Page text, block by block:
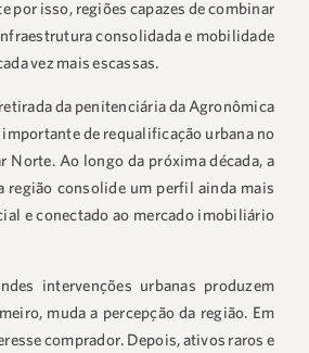
por isso, regiões capazes de combinar
consolidada e mobilidade
vez mais escassas.
da penitenciária da Agronômica
de requalificação urbana no
Norte. Ao longo da próxima década, a
região consolide um perfil ainda mais
e conectado ao mercado imobiliário
intervenções urbanas produzem
muda a percepção da região. Em
comprador. Depois, ativos raros e